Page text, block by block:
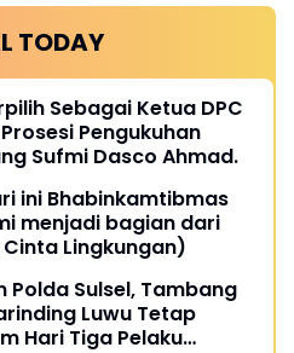
TODAY
Sebagai Ketua DPC
Pengukuhan
Sufmi Dasco Ahmad.
ini Bhabinkamtibmas
menjadi bagian dari
Lingkungan)
Polda Sulsel, Tambang
Luwu Tetap
Pelaku